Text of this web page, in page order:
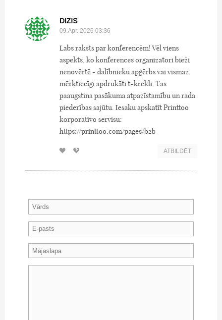
DIZIS
09.Apr, 2026 03:36
Labs raksts par konferencēm! Vēl viens
aspekts, ko konferences organizatori bieži
nenovērtē - dalībnieku apģērbs vai vismaz
mērķtiecīgi apdrukāti t-krekli. Tas
paaugstina pasākuma atpazīstamību un rada
piederības sajūtu. Iesaku apskatīt Printtoo
korporatīvo servisu:
https://printtoo.com/pages/b2b
ATBILDĒT